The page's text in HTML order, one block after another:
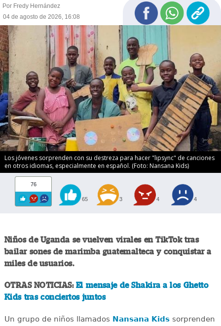
Por Fredy Hernández
04 de agosto de 2026, 16:08
Los jóvenes sorprenden con su destreza para hacer "lipsync" de canciones
en otros idiomas, especialmente en español. (Foto: Nansana Kids)
76
65 3 4 4
Niños de Uganda se vuelven virales en TikTok tras
bailar sones de marimba guatemalteca y conquistar a
miles de usuarios.
OTRAS NOTICIAS: El mensaje de Shakira a los Ghetto
Kids tras conciertos juntos
Un grupo de niños llamados Nansana Kidssorprenden